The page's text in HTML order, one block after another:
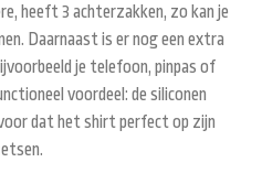
heeft 3 achterzakken, zo kan je
Daarnaast is er nog een extra
je telefoon, pinpas of
voordeel: de siliconen
dat het shirt perfect op zijn